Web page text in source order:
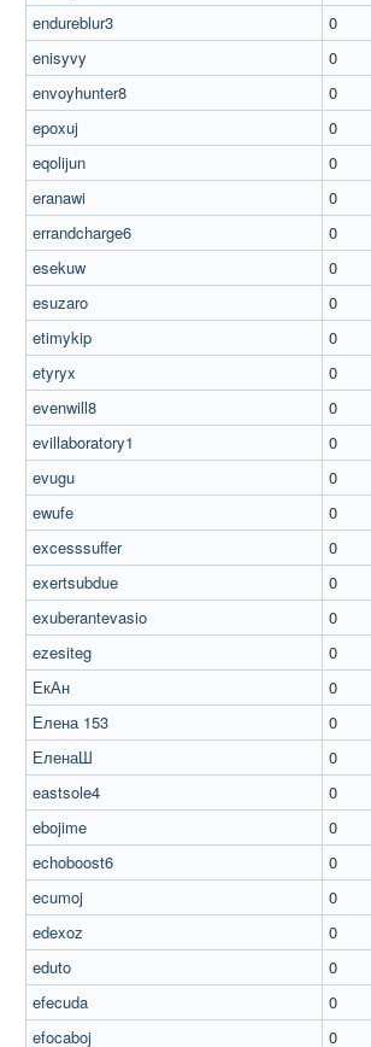
endureblur3
0
enisyvy
0
envoyhunter8
0
epoxuj
0
eqolijun
0
eranawi
0
errandcharge6
0
esekuw
0
esuzaro
0
etimykip
0
etyryx
0
evenwill8
0
evillaboratory1
0
evugu
0
ewufe
0
excesssuffer
0
exertsubdue
0
exuberantevasio
0
ezesiteg
0
ЕкАн
0
Елена 153
0
ЕленаШ
0
eastsole4
0
ebojime
0
echoboost6
0
ecumoj
0
edexoz
0
eduto
0
efecuda
0
efocaboj
0